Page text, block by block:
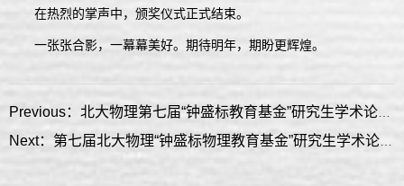
在热烈的掌声中，颁奖仪式正式结束。
一张张合影，一幕幕美好。期待明年，期盼更辉煌。